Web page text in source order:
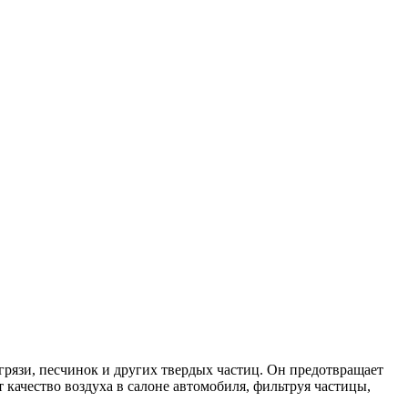
песчинок и других твердых частиц. Он предотвращает
воздуха в салоне автомобиля, фильтруя частицы,